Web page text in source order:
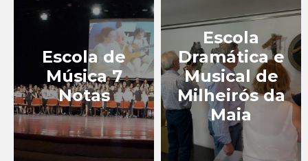
Escola de
Música 7
Notas
Escola
Dramática e
Musical de
Milheirós da
Maia